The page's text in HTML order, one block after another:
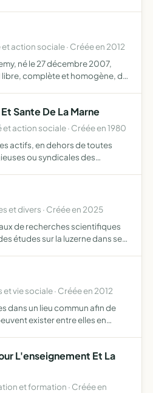
et action sociale · Créée en 2012
né le 27 décembre 2007,
libre, complète et homogène, de
Sante De La Marne
et action sociale · Créée en 1980
actifs, en dehors de toutes
ou syndicales des
et divers · Créée en 2025
de recherches scientifiques
études sur la luzerne dans ses
et vie sociale · Créée en 2012
dans un lieu commun afin de
exister entre elles en
L'enseignement Et La
et formation · Créée en